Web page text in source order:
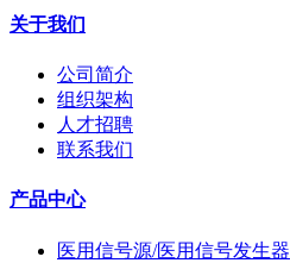
关于我们
公司简介
组织架构
人才招聘
联系我们
产品中心
医用信号源/医用信号发生器